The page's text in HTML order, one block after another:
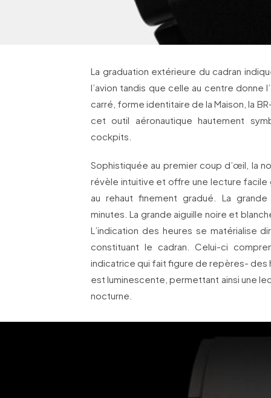
La graduation extérieure du cadran
l’avion tandis que celle au centre donne
carré, forme identitaire de la Maison, la
cet outil aéronautique hautement
cockpits.
Sophistiquée au premier coup d’œil, la
révèle intuitive et offre une lecture facile
au rehaut finement gradué. La
minutes. La grande aiguille noire et
L’indication des heures se matérialise
constituant le cadran. Celui-ci
indicatrice qui fait figure de repères- des
est luminescente, permettant ainsi une
nocturne.